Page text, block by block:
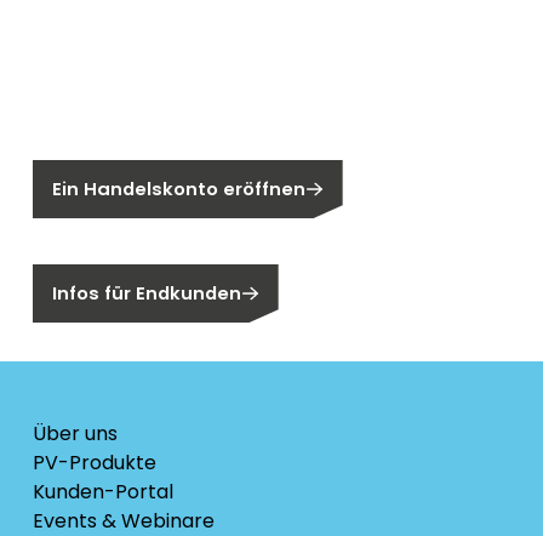
Ein Handelskonto eröffnen
Infos für Endkunden
Über uns
PV-Produkte
Kunden-Portal
Events & Webinare